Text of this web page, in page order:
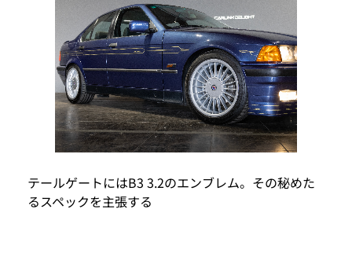
テールゲートにはB3 3.2のエンブレム。その秘めた
るスペックを主張する